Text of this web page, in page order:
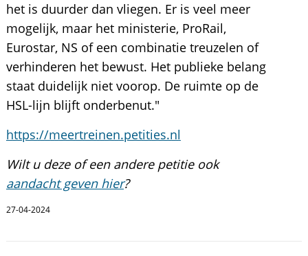
het is duurder dan vliegen. Er is veel meer
mogelijk, maar het ministerie, ProRail,
Eurostar, NS of een combinatie treuzelen of
verhinderen het bewust. Het publieke belang
staat duidelijk niet voorop. De ruimte op de
HSL-lijn blijft onderbenut."
https://meertreinen.petities.nl
Wilt u deze of een andere petitie ook
aandacht geven hier?
27-04-2024